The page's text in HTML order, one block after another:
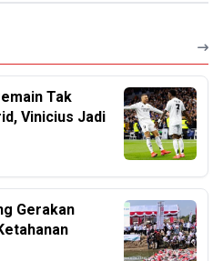
Tak
Vinicius Jadi
Gerakan